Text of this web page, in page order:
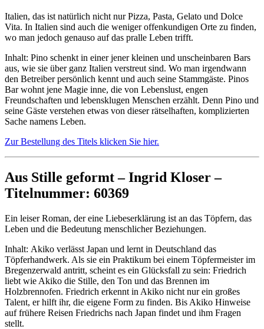
Italien, das ist natürlich nicht nur Pizza, Pasta, Gelato und Dolce
Vita. In Italien sind auch die weniger offenkundigen Orte zu finden,
wo man jedoch genauso auf das pralle Leben trifft.
Inhalt: Pino schenkt in einer jener kleinen und unscheinbaren Bars
aus, wie sie über ganz Italien verstreut sind. Wo man irgendwann
den Betreiber persönlich kennt und auch seine Stammgäste. Pinos
Bar wohnt jene Magie inne, die von Lebenslust, engen
Freundschaften und lebensklugen Menschen erzählt. Denn Pino und
seine Gäste verstehen etwas von dieser rätselhaften, komplizierten
Sache namens Leben.
Zur Bestellung des Titels klicken Sie hier.
Aus Stille geformt – Ingrid Kloser –
Titelnummer: 60369
Ein leiser Roman, der eine Liebeserklärung ist an das Töpfern, das
Leben und die Bedeutung menschlicher Beziehungen.
Inhalt: Akiko verlässt Japan und lernt in Deutschland das
Töpferhandwerk. Als sie ein Praktikum bei einem Töpfermeister im
Bregenzerwald antritt, scheint es ein Glücksfall zu sein: Friedrich
liebt wie Akiko die Stille, den Ton und das Brennen im
Holzbrennofen. Friedrich erkennt in Akiko nicht nur ein großes
Talent, er hilft ihr, die eigene Form zu finden. Bis Akiko Hinweise
auf frühere Reisen Friedrichs nach Japan findet und ihm Fragen
stellt.